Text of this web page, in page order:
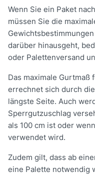
Wenn Sie ein Paket
müssen Sie die
darüber hinausgeht,
oder Palettenversand
Das maximale Gurtmaß
errechnet sich durch
längste Seite. Auch
Sperrgutzuschlag
als 100 cm ist oder
verwendet wird.
Zudem gilt, dass ab
eine Palette notwendig